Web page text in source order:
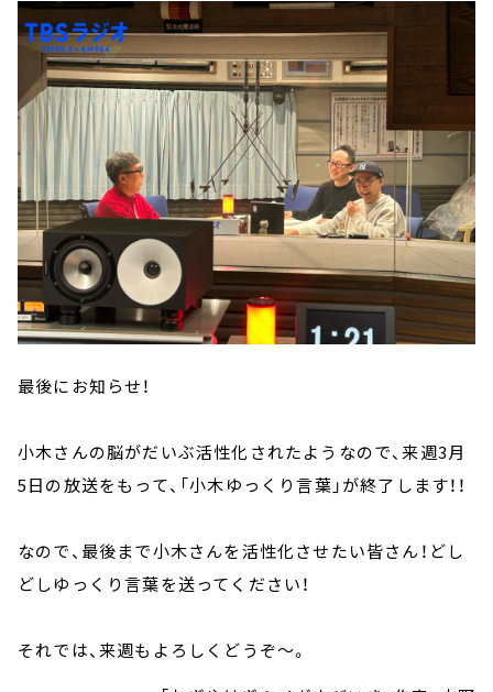
最後にお知らせ！
小木さんの脳がだいぶ活性化されたようなので、来週3月
5日の放送をもって、「小木ゆっくり言葉」が終了します！！
なので、最後まで小木さんを活性化させたい皆さん！どし
どしゆっくり言葉を送ってください！
それでは、来週もよろしくどうぞ～。